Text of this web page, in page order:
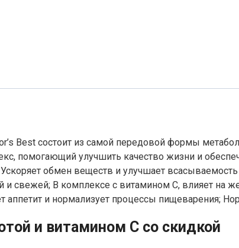
Best состоит из самой передовой формы
помогающий улучшить качество жизни и
обмен веществ и улучшает
свежей; В комплексе с витамином С, влияет на
и нормализует процессы пищеварения;
и витамином C со скидкой